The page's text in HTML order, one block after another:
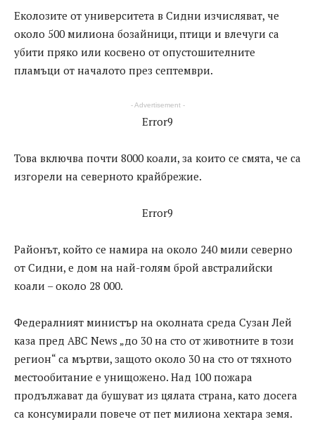
Еколозите от университета в Сидни изчисляват, че
около 500 милиона бозайници, птици и влечуги са
убити пряко или косвено от опустошителните
пламъци от началото през септември.
- Advertisement -
Error9
Това включва почти 8000 коали, за които се смята, че са
изгорели на северното крайбрежие.
Error9
Районът, който се намира на около 240 мили северно
от Сидни, е дом на най-голям брой австралийски
коали – около 28 000.
Федералният министър на околната среда Сузан Лей
каза пред ABC News „до 30 на сто от животните в този
регион“ са мъртви, защото около 30 на сто от тяхното
местообитание е унищожено. Над 100 пожара
продължават да бушуват из цялата страна, като досега
са консумирали повече от пет милиона хектара земя.